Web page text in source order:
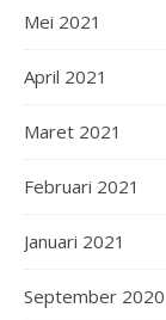
Mei 2021
April 2021
Maret 2021
Februari 2021
Januari 2021
September 2020